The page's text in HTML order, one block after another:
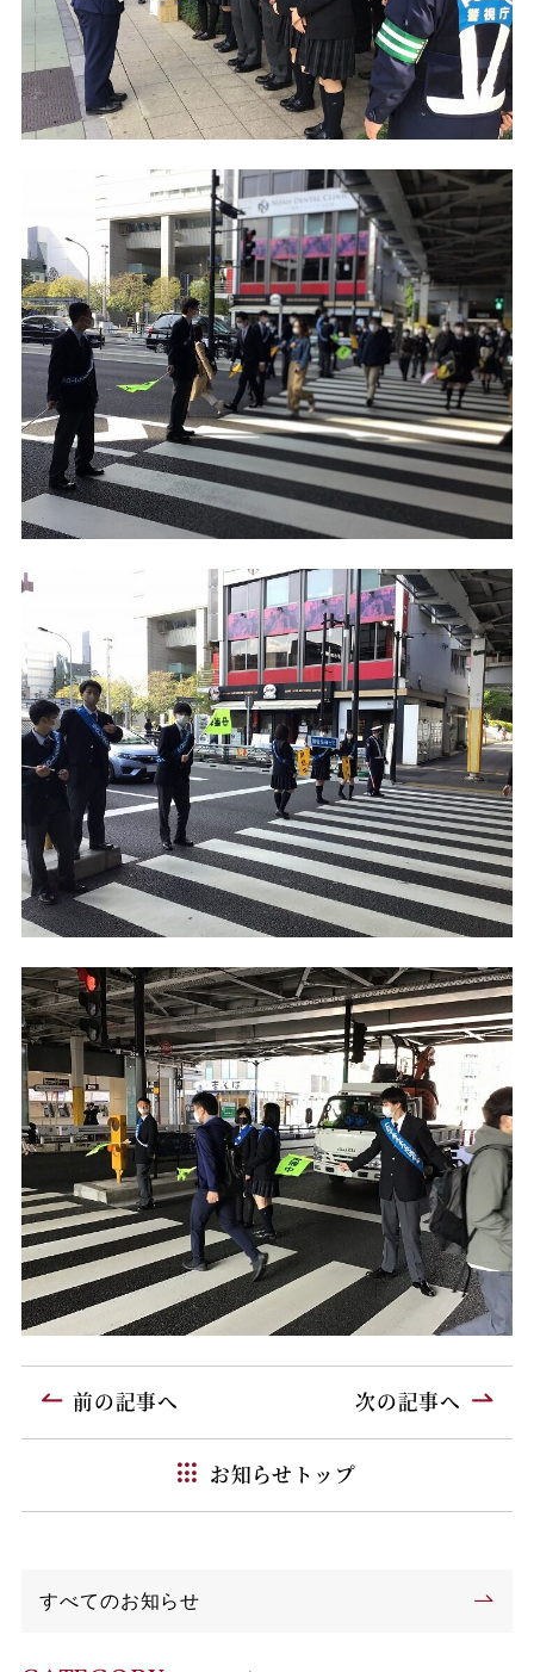
前の記事へ
お知らせトップ
次の記事へ
すべてのお知らせ